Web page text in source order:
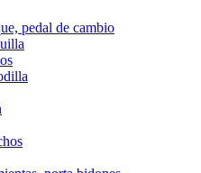
pedal de cambio